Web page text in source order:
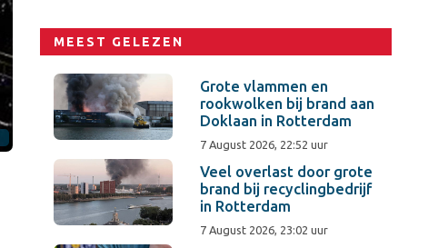
MEEST GELEZEN
Grote vlammen en
rookwolken bij brand aan
Doklaan in Rotterdam
7 August 2026, 22:52 uur
Veel overlast door grote
brand bij recyclingbedrijf
in Rotterdam
7 August 2026, 23:02 uur